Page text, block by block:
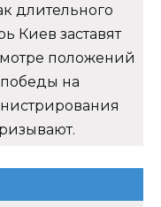
длительного
Киев заставят
положений
на